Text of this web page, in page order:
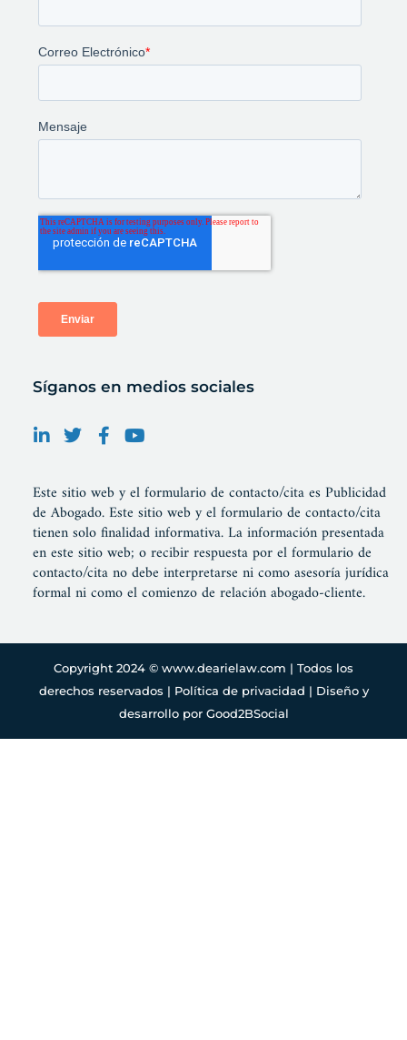
Síganos en medios sociales
Este sitio web y el formulario de contacto/cita es Publicidad
de Abogado. Este sitio web y el formulario de contacto/cita
tienen solo finalidad informativa. La información presentada
en este sitio web; o recibir respuesta por el formulario de
contacto/cita no debe interpretarse ni como asesoría jurídica
formal ni como el comienzo de relación abogado-cliente.
Copyright 2024 © www.dearielaw.com | Todos los
derechos reservados | Política de privacidad | Diseño y
desarrollo por Good2BSocial